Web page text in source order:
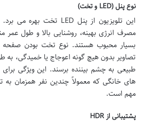
نوع پنل (LED و تخت)
مصرف انرژی بهینه، روشنایی بالا و طول عمر
بسیار محبوب هستند. نوع تخت بودن
تصاویر بدون هیچ گونه اعوجاج یا خمیدگی، به
طبیعی به چشم بیننده برسند. این ویژگی
های خانگی که معمولاً چندین نفر همزمان به
مهم است.
پشتیبانی از HDR